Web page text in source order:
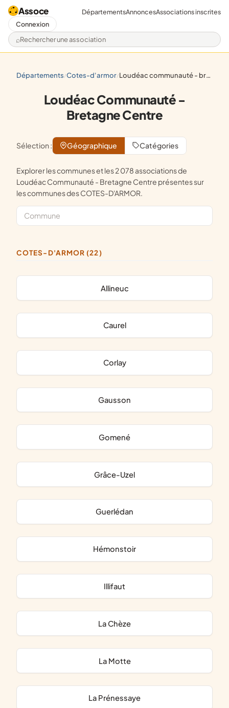
Assoce
Rechercher une association
DépartementsAnnoncesAssociations inscrites
Connexion
départements/ cotes-d'armor/ loudéac communauté - bretagne centre
Loudéac Communauté -
Bretagne Centre
Sélection : Géographique Catégories
Explorer les communes et les 2 078 associations de
Loudéac Communauté - Bretagne Centre présentes sur
les communes des COTES-D'ARMOR.
COTES-D'ARMOR (22)
Allineuc
Caurel
Corlay
Gausson
Gomené
Grâce-Uzel
Guerlédan
Hémonstoir
Illifaut
La Chèze
La Motte
La Prénessaye